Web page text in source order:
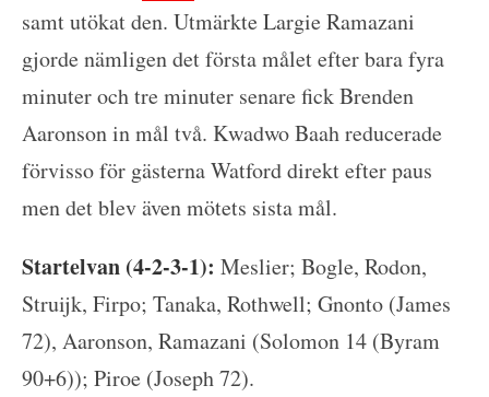
samt utökat den. Utmärkte Largie Ramazani
gjorde nämligen det första målet efter bara fyra
minuter och tre minuter senare fick Brenden
Aaronson in mål två. Kwadwo Baah reducerade
förvisso för gästerna Watford direkt efter paus
men det blev även mötets sista mål.
Startelvan (4-2-3-1): Meslier; Bogle, Rodon,
Struijk, Firpo; Tanaka, Rothwell; Gnonto (James
72), Aaronson, Ramazani (Solomon 14 (Byram
90+6)); Piroe (Joseph 72).